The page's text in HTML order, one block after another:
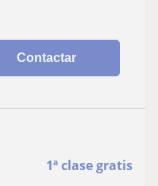
Contactar
1ª clase gratis